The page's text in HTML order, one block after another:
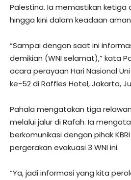
Palestina. Ia memastikan ketiga
hingga kini dalam keadaan
“Sampai dengan saat ini
demikian (WNI selamat),” kata
acara perayaan Hari Nasional
ke-52 di Raffles Hotel, Jakarta,
Pahala mengatakan tiga
melalui jalur di Rafah. Ia
berkomunikasi dengan pihak
pergerakan evakuasi 3 WNI ini.
“Ya, jadi informasi yang kita